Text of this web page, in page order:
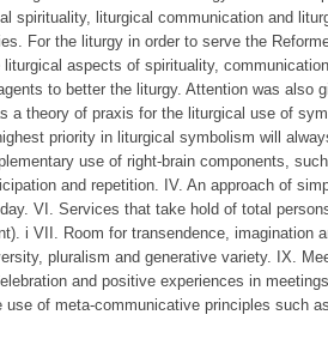
spirituality, liturgical communication and
For the liturgy in order to serve the
aspects of spirituality,
to better the liturgy. Attention was also
a theory of praxis for the liturgical use of
priority in liturgical symbolism will
use of right-brain components,
and repetition. IV. An approach of
VI. Services that take hold of total
i VII. Room for transendence, imagination
pluralism and generative variety. IX.
and positive experiences in
of meta-communicative principles such